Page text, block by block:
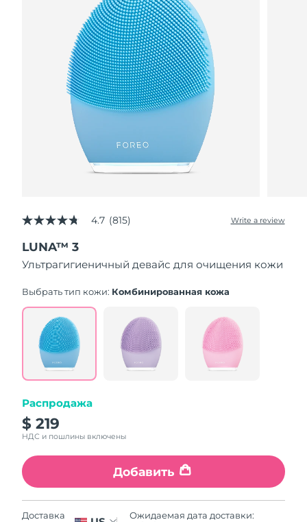
4.7
of
5
stars,
rating
Read
Reviews.
Same
page
link.
4.7 (815) Write a review
LUNA™ 3
Ультрагигиеничный девайс для очищения кожи
Выбрать тип кожи: Комбинированная кожа
Распродажа
$ 219
НДС и пошлины включены
Добавить
Доставка
Ожидаемая дата доставки: